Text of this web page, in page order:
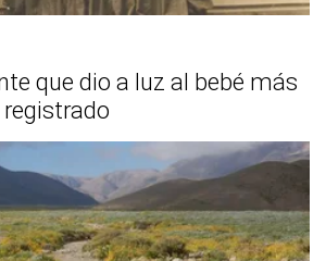
que dio a luz al bebé más